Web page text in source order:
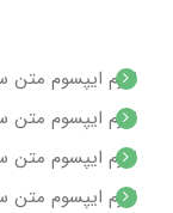
لورم ایپسوم متن
لورم ایپسوم متن
لورم ایپسوم متن
لورم ایپسوم متن